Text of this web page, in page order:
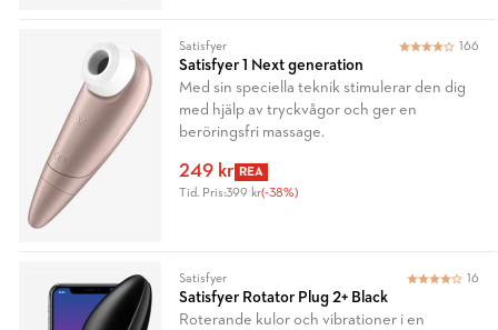
166
Satisfyer
Satisfyer 1 Next generation
Med sin speciella teknik stimulerar den dig
med hjälp av tryckvågor och ger en
beröringsfri massage.
249 kr REA
Tid. Pris:399 kr(-38%)
16
Satisfyer
Satisfyer Rotator Plug 2+ Black
Roterande kulor och vibrationer i en